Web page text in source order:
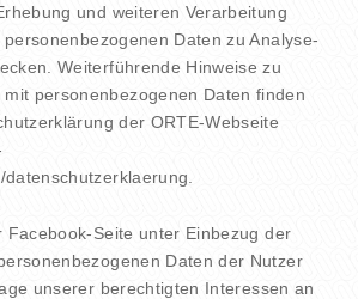
und weiteren Verarbeitung
Daten zu Analyse-
Weiterführende Hinweise zu
personenbezogenen Daten finden
der ORTE-Webseite
Facebook-Seite unter Einbezug der
Daten der Nutzer
unserer berechtigten Interessen an